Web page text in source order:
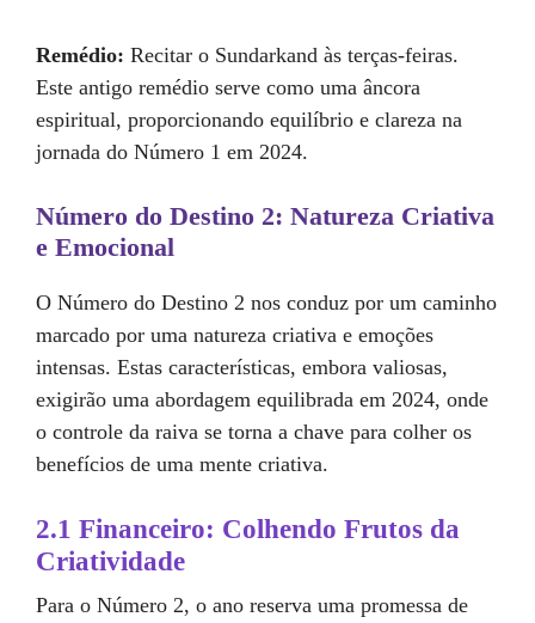
Remédio: Recitar o Sundarkand às terças-feiras.
Este antigo remédio serve como uma âncora
espiritual, proporcionando equilíbrio e clareza na
jornada do Número 1 em 2024.
Número do Destino 2: Natureza Criativa
e Emocional
O Número do Destino 2 nos conduz por um caminho
marcado por uma natureza criativa e emoções
intensas. Estas características, embora valiosas,
exigirão uma abordagem equilibrada em 2024, onde
o controle da raiva se torna a chave para colher os
benefícios de uma mente criativa.
2.1 Financeiro: Colhendo Frutos da
Criatividade
Para o Número 2, o ano reserva uma promessa de